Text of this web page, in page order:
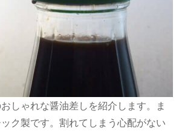
しゃれな醤油差しを紹介します。ま
ク製です。割れてしまう心配がない